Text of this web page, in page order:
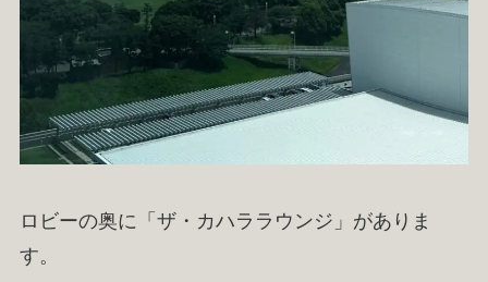
ロビーの奥に「ザ・カハララウンジ」がありま
す。